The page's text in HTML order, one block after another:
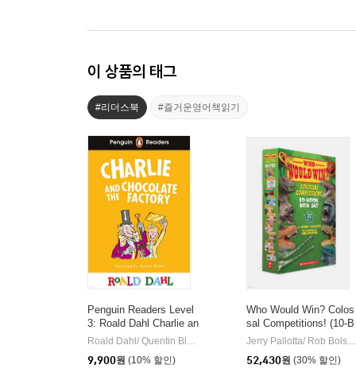
이 상품의 태그
#리더스북 #즐거운영어책읽기
Penguin Readers Level
3: Roald Dahl Charlie an
d the Chocolate FactoryRoald Dahl/ Quentin Blake (ILT)
Penguin Random House
9,900원 (10% 할인)
Who Would Win? Colos
sal Competitions! (10-B
ook Box Set)
Jerry Pallotta/ Rob Bolster (ILT)
52,430원 (30% 할인)